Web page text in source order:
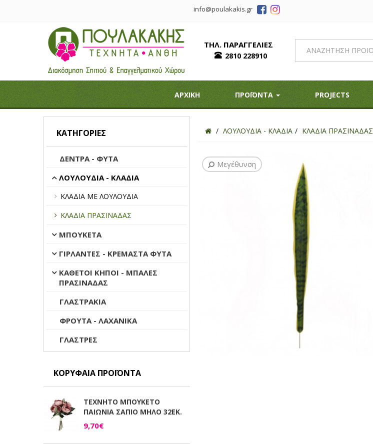
info@poulakakis.gr
ΤΗΛ. ΠΑΡΑΓΓΕΛΙΕΣ
2810 228910
ΑΡΧΙΚΗ ΠΡΟΪΟΝΤΑ PROJECTS
ΚΑΤΗΓΟΡΊΕΣ
ΔΕΝΤΡΑ - ΦΥΤΑ
ΛΟΥΛΟΥΔΙΑ - ΚΛΑΔΙΑ
ΚΛΑΔΙΑ ΜΕ ΛΟΥΛΟΥΔΙΑ
ΚΛΑΔΙΑ ΠΡΑΣΙΝΑΔΑΣ
ΜΠΟΥΚΕΤΑ
ΓΙΡΛΑΝΤΕΣ - ΚΡΕΜΑΣΤΑ ΦΥΤΑ
ΚΑΘΕΤΟΙ ΚΗΠΟΙ - ΜΠΑΛΕΣ
ΠΡΑΣΙΝΑΔΑΣ
ΓΛΑΣΤΡΑΚΙΑ
ΦΡΟΥΤΑ - ΛΑΧΑΝΙΚΑ
ΓΛΑΣΤΡΕΣ
ΚΟΡΥΦΑΊΑ ΠΡΟΪΌΝΤΑ
ΤΕΧΝΗΤΟ ΜΠΟΥΚΕΤΟ
ΠΑΙΩΝΙΑ ΣΑΠΙΟ ΜΗΛΟ 32ΕΚ.
9,70€
ΛΟΥΛΟΥΔΙΑ - ΚΛΑΔΙΑ ΚΛΑΔΙΑ ΠΡΑΣΙΝΑΔΑΣ
Μεγέθυνση